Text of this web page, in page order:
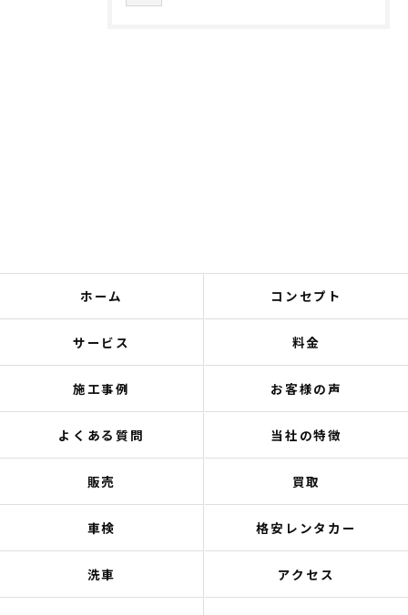
ホーム コンセプト
サービス 料金
施工事例 お客様の声
よくある質問 当社の特徴
販売 買取
車検 格安レンタカー
洗車 アクセス